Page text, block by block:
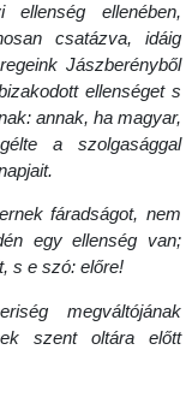
ellenség ellenében,
csatázva, idáig
Jászberényből
ellenséget s
annak, ha magyar,
a szolgasággal
fáradságot, nem
egy ellenség van;
s e szó: előre!
megváltójának
szent oltára előtt